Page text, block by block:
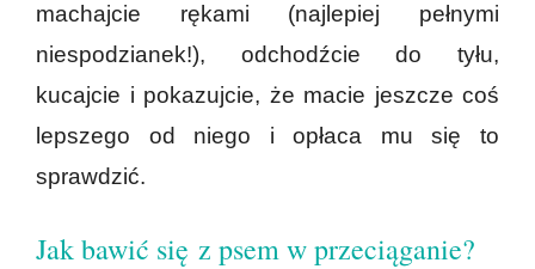
machajcie rękami (najlepiej pełnymi
niespodzianek!), odchodźcie do tyłu,
kucajcie i pokazujcie, że macie jeszcze coś
lepszego od niego i opłaca mu się to
sprawdzić.
Jak bawić się z psem w przeciąganie?